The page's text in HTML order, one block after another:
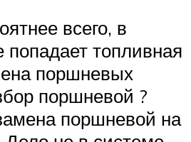
всего, в
попадает топливная
поршневых
поршневой ?
поршневой на